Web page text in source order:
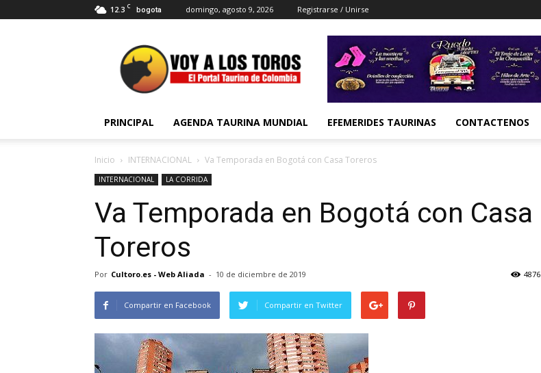
12.3 C bogota domingo, agosto 9, 2026 Registrarse / Unirse
Voy
a
Los
Toros
PRINCIPAL AGENDA TAURINA MUNDIAL EFEMERIDES TAURINAS CONTACTENOS
Inicio INTERNACIONAL Va Temporada en Bogotá con Casa Toreros
INTERNACIONAL LA CORRIDA
Va Temporada en Bogotá con Casa
Toreros
Por Cultoro.es - Web Aliada - 10 de diciembre de 2019 4876
Compartir en Facebook Compartir en Twitter